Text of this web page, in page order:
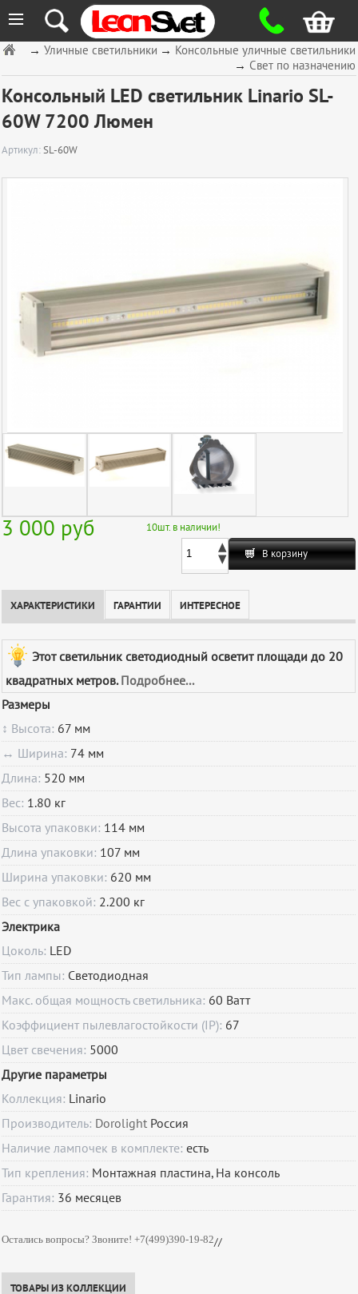
≡
→ Консольные уличные светильники
→ Уличные светильники
→ Свет по назначению
Консольный LED светильник Linario SL-
60W 7200 Люмен
Артикул:SL-60W
3 000 руб 10шт. в наличии!
В корзину
ХАРАКТЕРИСТИКИ ГАРАНТИИ ИНТЕРЕСНОЕ
Этот светильник светодиодный осветит площади до 20
квадратных метров.Подробнее...
Размеры
↕ Высота: 67 мм
↔ Ширина: 74 мм
Длина: 520 мм
Вес: 1.80 кг
Высота упаковки: 114 мм
Длина упаковки: 107 мм
Ширина упаковки: 620 мм
Вес с упаковкой: 2.200 кг
Электрика
Цоколь: LED
Тип лампы: Светодиодная
Макс. общая мощность светильника: 60 Ватт
Коэффициент пылевлагостойкости (IP): 67
Цвет свечения: 5000
Другие параметры
Коллекция: Linario
Производитель: Dorolight Россия
Наличие лампочек в комплекте:есть
Тип крепления: Монтажная пластина, На консоль
Гарантия: 36 месяцев
Остались вопросы? Звоните! +7(499)390-19-82//
ТОВАРЫ ИЗ КОЛЛЕКЦИИ